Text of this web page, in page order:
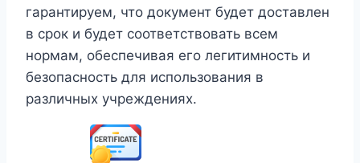
гарантируем, что документ будет доставлен
в срок и будет соответствовать всем
нормам, обеспечивая его легитимность и
безопасность для использования в
различных учреждениях.